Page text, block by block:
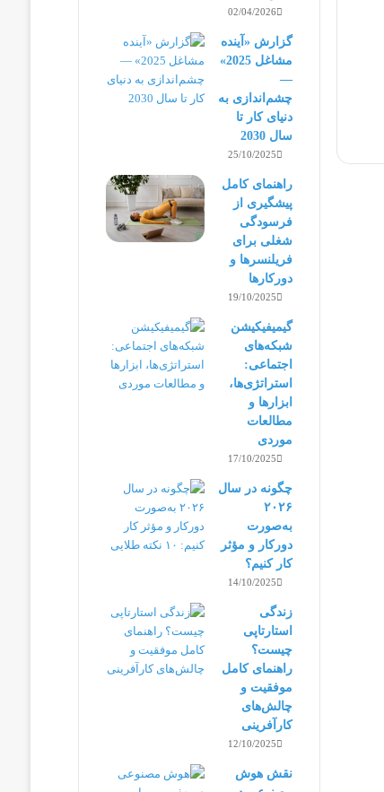
02/04/2026
گزارش «آینده
مشاغل 2025»
—
چشم‌اندازی به
دنیای کار تا
سال 2030
25/10/2025
راهنمای کامل
پیشگیری از
فرسودگی
شغلی برای
فریلنسرها و
دورکارها
19/10/2025
گیمیفیکیشن
شبکه‌های
اجتماعی:
استراتژی‌ها،
ابزارها و
مطالعات
موردی
17/10/2025
چگونه در سال
۲۰۲۶
به‌صورت
دورکار و مؤثر
کار کنیم؟
14/10/2025
زندگی
استارتاپی
چیست؟
راهنمای کامل
موفقیت و
چالش‌های
کارآفرینی
12/10/2025
نقش هوش